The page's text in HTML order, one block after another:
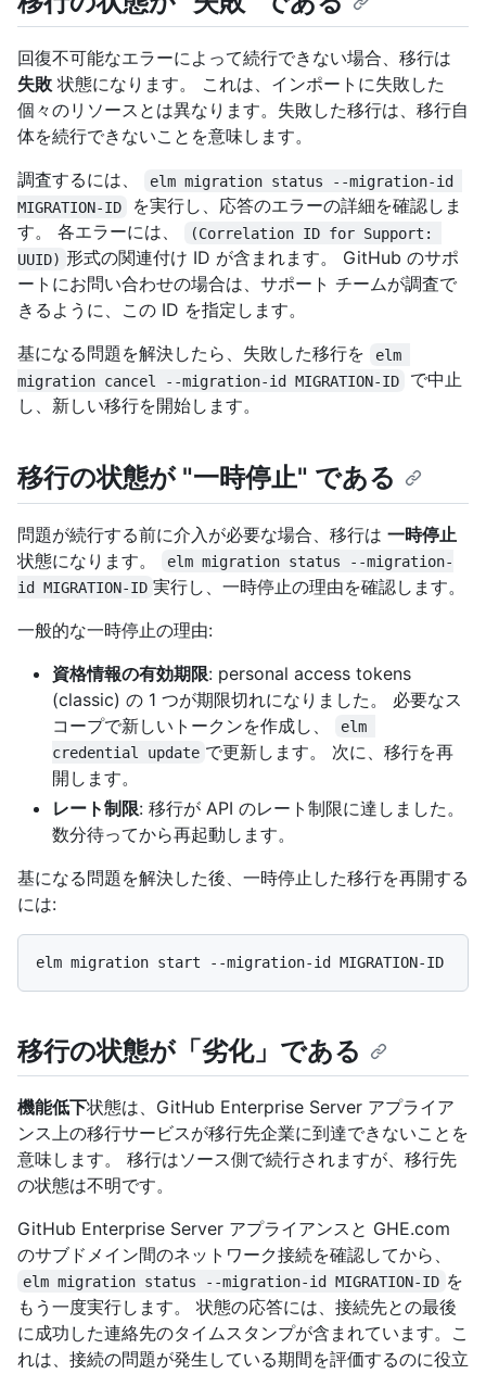
回復不可能なエラーによって続行できない場合、移行は
失敗 状態になります。 これは、インポートに失敗した
個々のリソースとは異なります。失敗した移行は、移行自
体を続行できないことを意味します。
調査するには、
elm migration status --migration-id
MIGRATION-ID
を実行し、応答のエラーの詳細を確認しま
す。 各エラーには、
(Correlation ID for Support:
UUID) 形式の関連付け ID が含まれます。 GitHub のサポ
ートにお問い合わせの場合は、サポート チームが調査で
きるように、この ID を指定します。
基になる問題を解決したら、失敗した移行を
elm
migration cancel --migration-id MIGRATION-ID
で中止
し、新しい移行を開始します。
移行の状態が "一時停止" である
問題が続行する前に介入が必要な場合、移行は 一時停止
状態になります。
elm migration status --migration-
id MIGRATION-ID 実行し、一時停止の理由を確認します。
一般的な一時停止の理由:
資格情報の有効期限: personal access tokens
(classic) の 1 つが期限切れになりました。 必要なス
コープで新しいトークンを作成し、
elm
credential update で更新します。 次に、移行を再
開します。
レート制限: 移行が API のレート制限に達しました。
数分待ってから再起動します。
基になる問題を解決した後、一時停止した移行を再開する
には:
移行の状態が「劣化」である
機能低下状態は、GitHub Enterprise Server アプライア
ンス上の移行サービスが移行先企業に到達できないことを
意味します。 移行はソース側で続行されますが、移行先
の状態は不明です。
GitHub Enterprise Server アプライアンスと GHE.com
のサブドメイン間のネットワーク接続を確認してから、
elm migration status --migration-id MIGRATION-ID を
もう一度実行します。 状態の応答には、接続先との最後
に成功した連絡先のタイムスタンプが含まれています。こ
れは、接続の問題が発生している期間を評価するのに役立